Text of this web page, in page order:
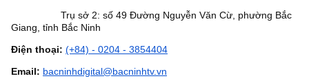
Trụ sở 2: số 49 Đường Nguyễn Văn Cừ, phường Bắc
Giang, tỉnh Bắc Ninh
Điện thoại: (+84) - 0204 - 3854404
Email: bacninhdigital@bacninhtv.vn